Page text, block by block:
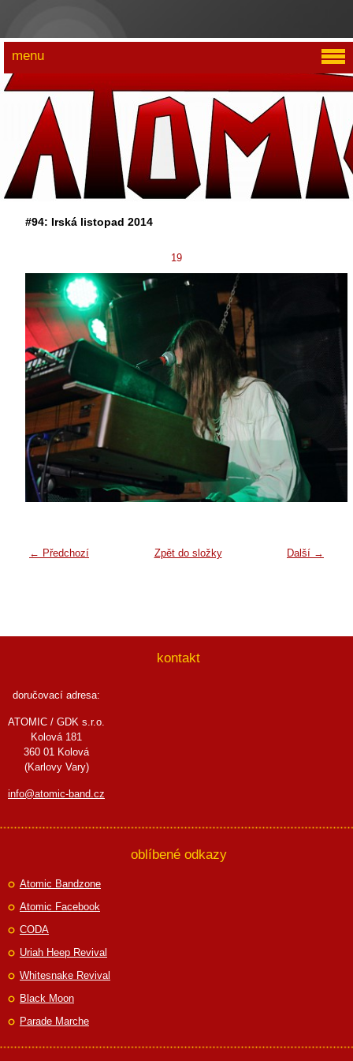
#94: Irská listopad 2014
19
← Předchozí Další →
Zpět do složky
menu
kontakt
doručovací adresa:
ATOMIC / GDK s.r.o.
Kolová 181
360 01 Kolová
(Karlovy Vary)
info@atomic-band.cz
oblíbené odkazy
Atomic Bandzone
Atomic Facebook
CODA
Uriah Heep Revival
Whitesnake Revival
Black Moon
Parade Marche